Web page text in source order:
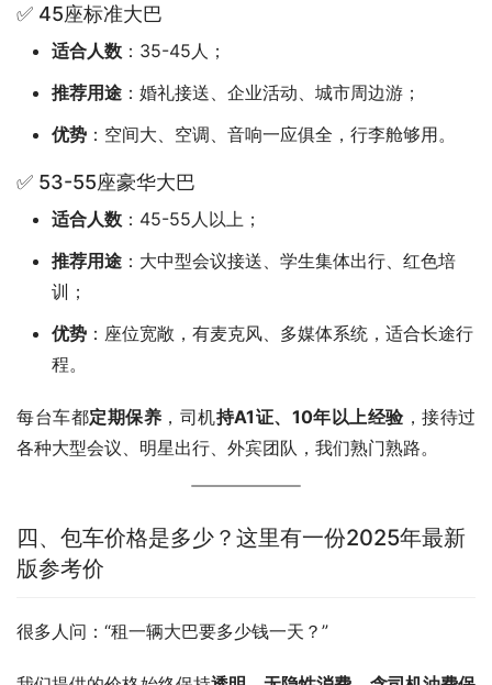
✅ 45座标准大巴
适合人数 ：35-45人；
推荐用途 ：婚礼接送、企业活动、城市周边游；
优势 ：空间大、空调、音响一应俱全，行李舱够用。
✅ 53-55座豪华大巴
适合人数 ：45-55人以上；
推荐用途 ：大中型会议接送、学生集体出行、红色培
训；
优势 ：座位宽敞，有麦克风、多媒体系统，适合长途行
程。
每台车都定期保养 ，司机持A1证、10年以上经验 ，接待过
各种大型会议、明星出行、外宾团队，我们熟门熟路。
四、包车价格是多少？这里有一份2025年最新
版参考价
很多人问：“租一辆大巴要多少钱一天？”